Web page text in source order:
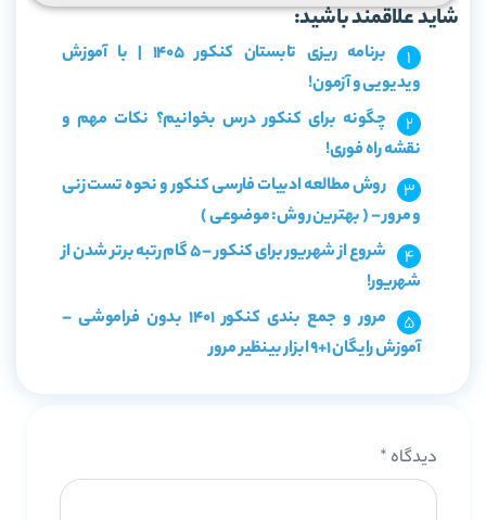
شاید علاقمند باشید:
برنامه ریزی تابستان کنکور 1405 | با آموزش
ویدیویی و آزمون!
چگونه برای کنکور درس بخوانیم؟ نکات مهم و
نقشه راه فوری!
روش مطالعه ادبیات فارسی کنکور و نحوه تست زنی
و مرور – ( بهترین روش: موضوعی )
شروع از شهریور برای کنکور – 5 گام رتبه برتر شدن از
شهریور!
مرور و جمع بندی کنکور 1401 بدون فراموشی –
آموزش رایگان 1+9 ابزار بینظیر مرور
دیدگاه *